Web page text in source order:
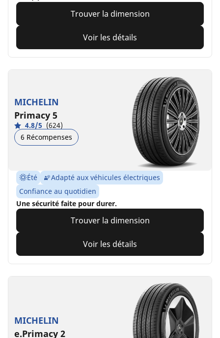
Trouver la dimension
Voir les détails
MICHELIN
Primacy 5
4.8/5 (624)
6 Récompenses
Été
Adapté aux véhicules électriques
Confiance au quotidien
Une sécurité faite pour durer.
Trouver la dimension
Voir les détails
MICHELIN
e.Primacy 2